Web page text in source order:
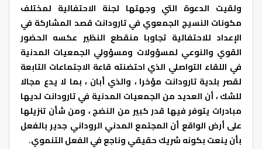
ولقيت الدعوة التي وجهتها لجنة الاحتفالية لمختلف
مكونات النسيج الجمعوي في تارودانت قصد المشاركة في
الإعداد للاحتفالية تجاوبا منقطع النظير عكسه الحضور
القوي والنوعي لمسؤولات ومسؤولي الجمعيات المدنية
في اللقاء التواصلي الذي احتضنته قاعة الاجتماعات التابعة
لقصر بلدية تارودانت مؤخرا ، والذي أبان ، بما لا يدع مجالا
للشك ، أن العديد من الجمعيات المدنية في تارودانت لديها
مبادرات يتوفر فيها قدر كبير من النضج ، ومن شأن تنزيلها
على أرض الواقع أن المجتمع المدني الروداني جدير بالفعل
بأن ينعت بكونه شريك حقيقي وناجع في الفعل التنموي.